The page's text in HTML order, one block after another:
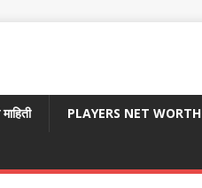
PLAYERS NET WORTH